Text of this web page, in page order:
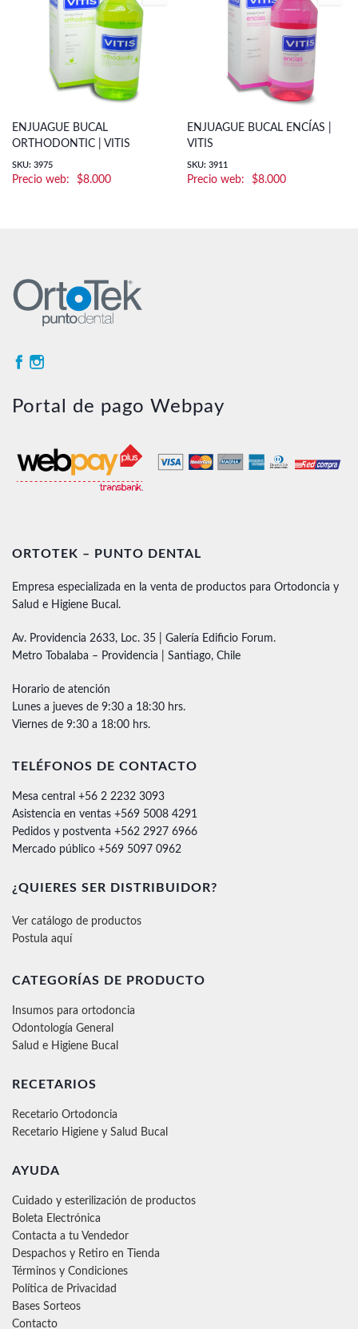
ENJUAGUE BUCAL
ORTHODONTIC | VITIS
SKU: 3975
$8.000
ENJUAGUE BUCAL ENCÍAS |
VITIS
SKU: 3911
$8.000
Portal de pago Webpay
ORTOTEK – PUNTO DENTAL
Empresa especializada en la venta de productos para Ortodoncia y
Salud e Higiene Bucal.
Av. Providencia 2633, Loc. 35 | Galería Edificio Forum.
Metro Tobalaba – Providencia | Santiago, Chile
Horario de atención
Lunes a jueves de 9:30 a 18:30 hrs.
Viernes de 9:30 a 18:00 hrs.
TELÉFONOS DE CONTACTO
Mesa central +56 2 2232 3093
Asistencia en ventas +569 5008 4291
Pedidos y postventa +562 2927 6966
Mercado público +569 5097 0962
¿QUIERES SER DISTRIBUIDOR?
Ver catálogo de productos
Postula aquí
CATEGORÍAS DE PRODUCTO
Insumos para ortodoncia
Odontología General
Salud e Higiene Bucal
RECETARIOS
Recetario Ortodoncia
Recetario Higiene y Salud Bucal
AYUDA
Cuidado y esterilización de productos
Boleta Electrónica
Contacta a tu Vendedor
Despachos y Retiro en Tienda
Términos y Condiciones
Política de Privacidad
Bases Sorteos
Contacto